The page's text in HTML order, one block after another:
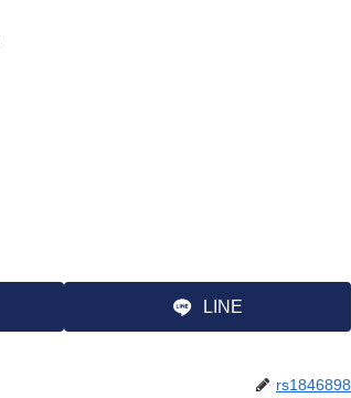
LINE
rs1846898